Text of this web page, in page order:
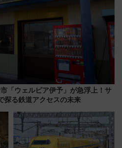
「ウェルピア伊予」が急浮上！サ
探る鉄道アクセスの未来